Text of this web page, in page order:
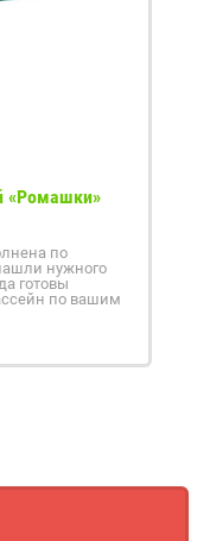
«Ромашки»
по
нужного
готовы
по вашим